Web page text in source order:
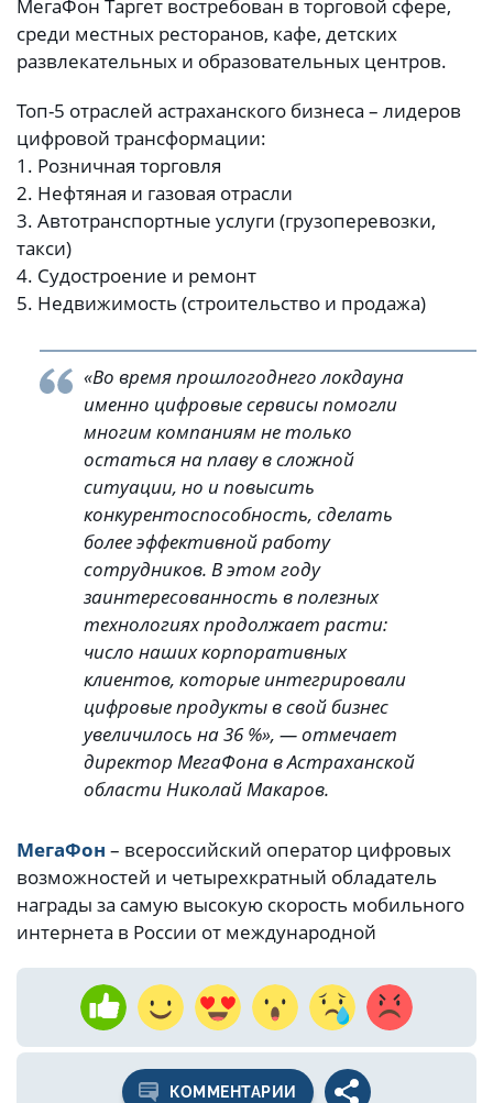
МегаФон Таргет востребован в торговой сфере,
среди местных ресторанов, кафе, детских
развлекательных и образовательных центров.
Топ-5 отраслей астраханского бизнеса – лидеров
цифровой трансформации:
1. Розничная торговля
2. Нефтяная и газовая отрасли
3. Автотранспортные услуги (грузоперевозки,
такси)
4. Судостроение и ремонт
5. Недвижимость (строительство и продажа)
«Во время прошлогоднего локдауна
именно цифровые сервисы помогли
многим компаниям не только
остаться на плаву в сложной
ситуации, но и повысить
конкурентоспособность, сделать
более эффективной работу
сотрудников. В этом году
заинтересованность в полезных
технологиях продолжает расти:
число наших корпоративных
клиентов, которые интегрировали
цифровые продукты в свой бизнес
увеличилось на 36 %», — отмечает
директор МегаФона в Астраханской
области Николай Макаров.
МегаФон – всероссийский оператор цифровых
возможностей и четырехкратный обладатель
награды за самую высокую скорость мобильного
интернета в России от международной
КОММЕНТАРИИ